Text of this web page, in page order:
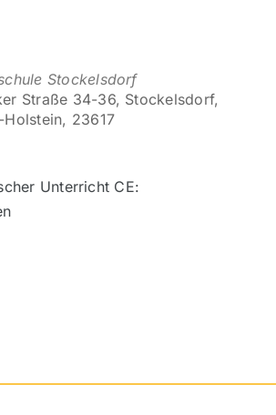
Stockelsdorf
Straße 34-36, Stockelsdorf,
Holstein, 23617
Unterricht CE: